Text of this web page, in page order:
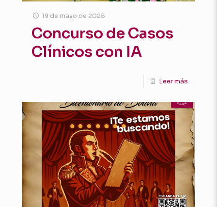
19 de mayo de 2025
Concurso de Casos
Clínicos con IA
Leer más